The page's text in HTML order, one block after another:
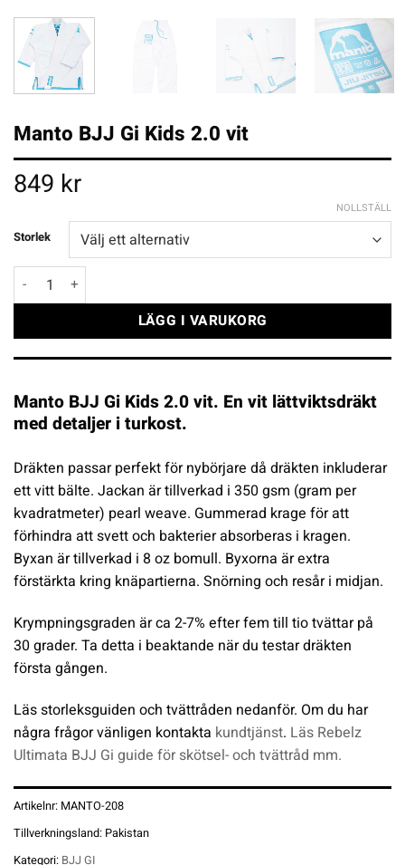
Manto BJJ Gi Kids 2.0 vit
849 kr
Storlek
NOLLSTÄLL
Manto BJJ Gi Kids 2.0 vit mängd
LÄGG I VARUKORG
Manto BJJ Gi Kids 2.0 vit. En vit lättviktsdräkt
med detaljer i turkost.
Dräkten passar perfekt för nybörjare då dräkten inkluderar
ett vitt bälte. Jackan är tillverkad i 350 gsm (gram per
kvadratmeter) pearl weave. Gummerad krage för att
förhindra att svett och bakterier absorberas i kragen.
Byxan är tillverkad i 8 oz bomull. Byxorna är extra
förstärkta kring knäpartierna. Snörning och resår i midjan.
Krympningsgraden är ca 2-7% efter fem till tio tvättar på
30 grader. Ta detta i beaktande när du testar dräkten
första gången.
Läs storleksguiden och tvättråden nedanför. Om du har
några frågor vänligen kontakta kundtjänst. Läs Rebelz
Ultimata BJJ Gi guide för skötsel- och tvättråd mm.
Artikelnr: MANTO-208
Tillverkningsland: Pakistan
Kategori: BJJ GI